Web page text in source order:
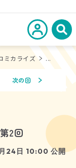
新規会員登
検
ミカライズ ...
次の回
2回
24日 10:00 公開